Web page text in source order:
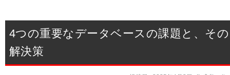
4つの重要なデータベースの課題と、その
解決策